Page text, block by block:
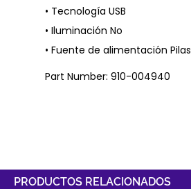
• Tecnología USB
• Iluminación No
• Fuente de alimentación Pilas
Part Number: 910-004940
PRODUCTOS RELACIONADOS